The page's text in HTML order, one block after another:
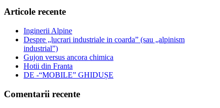
Articole recente
Inginerii Alpine
Despre „lucrari industriale in coarda” (sau „alpinism
industrial”)
Gujon versus ancora chimica
Hotii din Franta
DE -“MOBILE” GHIDUȘE
Comentarii recente